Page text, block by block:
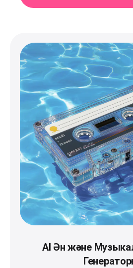
AI Ән және